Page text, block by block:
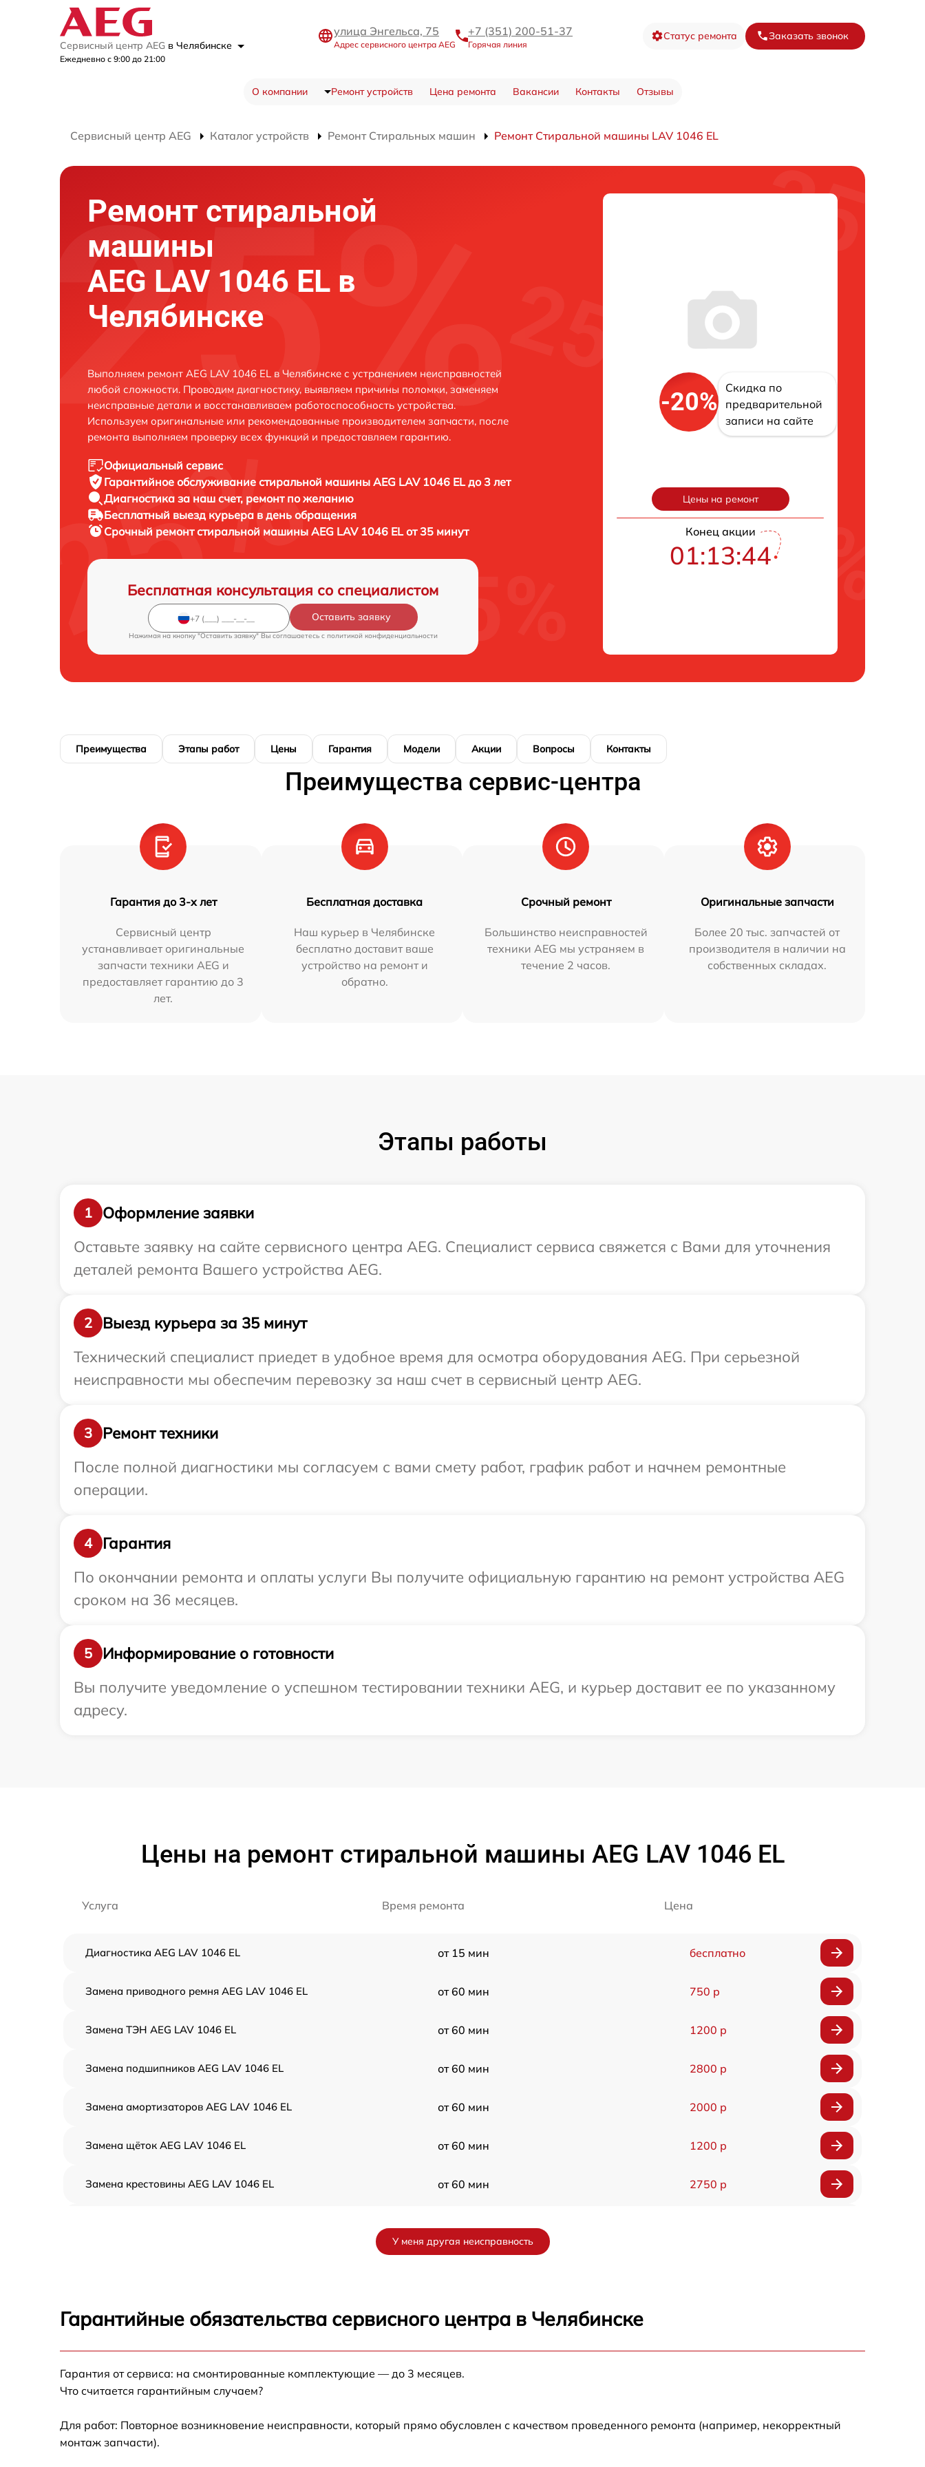
Сервисный центр AEG в Челябинске
Ежедневно с 9:00 до 21:00
улица Энгельса, 75
Адрес сервисного центра AEG
+7 (351) 200-51-37
Горячая линия
Статус ремонта Заказать звонок
О компании Ремонт устройств Цена ремонта Вакансии Контакты Отзывы
Сервисный центр AEG Каталог устройств Ремонт Стиральных машин Ремонт Стиральной машины LAV 1046 EL
Ремонт стиральной
машины
AEG LAV 1046 EL в
Челябинске
Выполняем ремонт AEG LAV 1046 EL в Челябинске с устранением неисправностей
любой сложности. Проводим диагностику, выявляем причины поломки, заменяем
неисправные детали и восстанавливаем работоспособность устройства.
Используем оригинальные или рекомендованные производителем запчасти, после
ремонта выполняем проверку всех функций и предоставляем гарантию.
Официальный сервис
Гарантийное обслуживание стиральной машины AEG LAV 1046 EL до 3 лет
Диагностика за наш счет, ремонт по желанию
Бесплатный выезд курьера в день обращения
Срочный ремонтстиральной машины AEG LAV 1046 EL от 35 минут
Бесплатная консультация со специалистом
Оставить заявку
Нажимая на кнопку "Оставить заявку" Вы соглашаетесь c политикой конфиденциальности
-20%
Скидка по
предварительной
записи на сайте
Цены на ремонт
Конец акции
01:13:43
Преимущества Этапы работ Цены Гарантия Модели Акции Вопросы Контакты
Преимущества сервис-центра
Гарантия до 3-х лет
Сервисный центр
устанавливает оригинальные
запчасти техники AEG и
предоставляет гарантию до 3
лет.
Бесплатная доставка
Наш курьер в Челябинске
бесплатно доставит ваше
устройство на ремонт и
обратно.
Срочный ремонт
Большинство неисправностей
техники AEG мы устраняем в
течение 2 часов.
Оригинальные запчасти
Более 20 тыс. запчастей от
производителя в наличии на
собственных складах.
Этапы работы
1
Оформление заявки
Оставьте заявку на сайте сервисного центра AEG. Специалист сервиса свяжется с Вами для уточнения
деталей ремонта Вашего устройства AEG.
2
Выезд курьера за 35 минут
Технический специалист приедет в удобное время для осмотра оборудования AEG. При серьезной
неисправности мы обеспечим перевозку за наш счет в сервисный центр AEG.
3
Ремонт техники
После полной диагностики мы согласуем с вами смету работ, график работ и начнем ремонтные
операции.
4
Гарантия
По окончании ремонта и оплаты услуги Вы получите официальную гарантию на ремонт устройства AEG
сроком на 36 месяцев.
5
Информирование о готовности
Вы получите уведомление о успешном тестировании техники AEG, и курьер доставит ее по указанному
адресу.
Цены на ремонт стиральной машины AEG LAV 1046 EL
Услуга Время ремонта Цена
Диагностика AEG LAV 1046 EL от 15 мин бесплатно
Замена приводного ремня AEG LAV 1046 EL от 60 мин 750 р
Замена ТЭН AEG LAV 1046 EL от 60 мин 1200 р
Замена подшипников AEG LAV 1046 EL от 60 мин 2800 р
Замена амортизаторов AEG LAV 1046 EL от 60 мин 2000 р
Замена щёток AEG LAV 1046 EL от 60 мин 1200 р
Замена крестовины AEG LAV 1046 EL от 60 мин 2750 р
Замена УБЛ AEG LAV 1046 EL от 60 мин
1046 EL
У меня другая неисправность
Гарантийные обязательства сервисного центра в Челябинске
Гарантия от сервиса: на смонтированные комплектующие — до 3 месяцев.
Что считается гарантийным случаем?
Для работ: Повторное возникновение неисправности, который прямо обусловлен с качеством проведенного ремонта (например, некорректный
монтаж запчасти).